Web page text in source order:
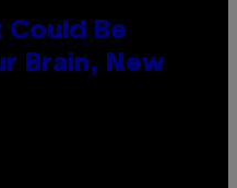
Could Be
Brain, New